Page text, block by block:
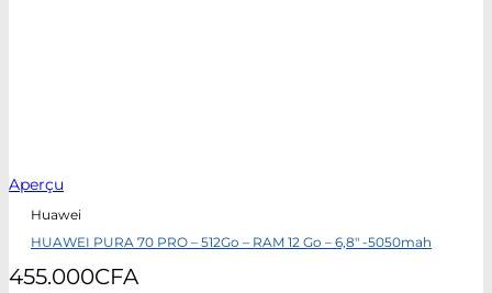
Aperçu
Huawei
HUAWEI PURA 70 PRO – 512Go – RAM 12 Go – 6,8″ -5050mah
455.000CFA